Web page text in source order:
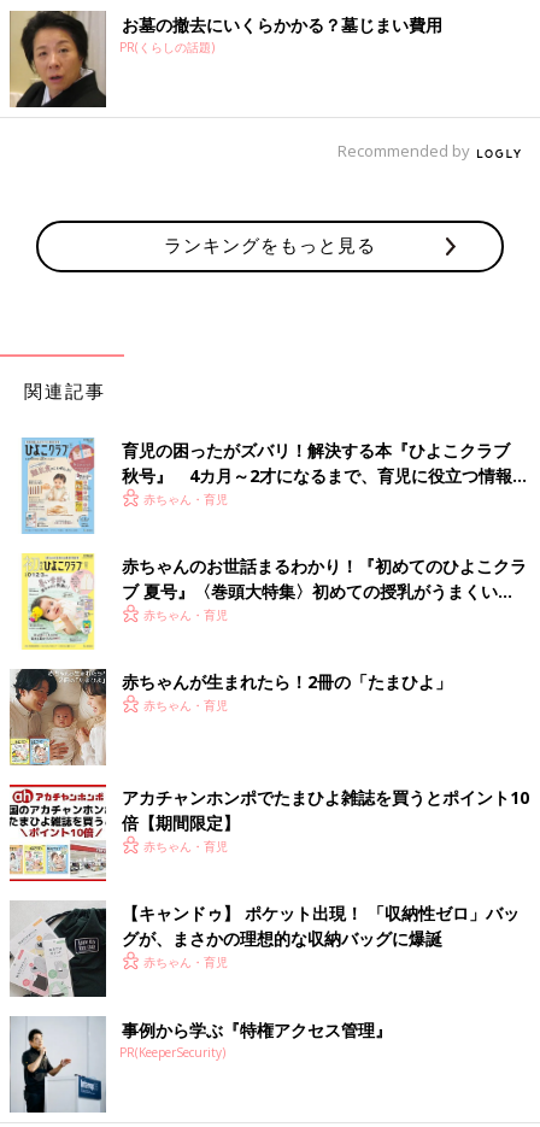
お墓の撤去にいくらかかる？墓じまい費用
PR(くらしの話題)
Recommended by
ランキングをもっと見る
関連記事
育児の困ったがズバリ！解決する本『ひよこクラブ
秋号』 4カ月～2才になるまで、育児に役立つ情報が
いっぱい！
赤ちゃん・育児
赤ちゃんのお世話まるわかり！『初めてのひよこクラ
ブ 夏号』〈巻頭大特集〉初めての授乳がうまくい
く！ おっぱい・ミルクの基本と夏のトラブル 解決テ
赤ちゃん・育児
赤ちゃんが生まれたら！2冊の「たまひよ」
赤ちゃん・育児
アカチャンホンポでたまひよ雑誌を買うとポイント10
倍【期間限定】
赤ちゃん・育児
【キャンドゥ】 ポケット出現！ 「収納性ゼロ」バッ
グが、まさかの理想的な収納バッグに爆誕
赤ちゃん・育児
事例から学ぶ『特権アクセス管理』
PR(KeeperSecurity)